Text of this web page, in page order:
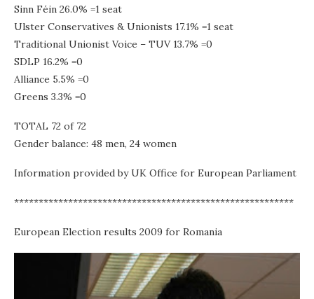
Sinn Féin 26.0% =1 seat
Ulster Conservatives & Unionists 17.1% =1 seat
Traditional Unionist Voice – TUV 13.7% =0
SDLP 16.2% =0
Alliance 5.5% =0
Greens 3.3% =0
TOTAL 72 of 72
Gender balance: 48 men, 24 women
Information provided by UK Office for European Parliament
*********************************************************
European Election results 2009 for Romania